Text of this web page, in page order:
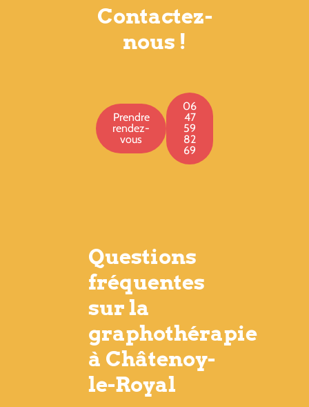
Contactez-
nous !
Prendre
rendez-
vous
06
47
59
82
69
Questions
fréquentes
sur la
graphothérapie
à Châtenoy-
le-Royal